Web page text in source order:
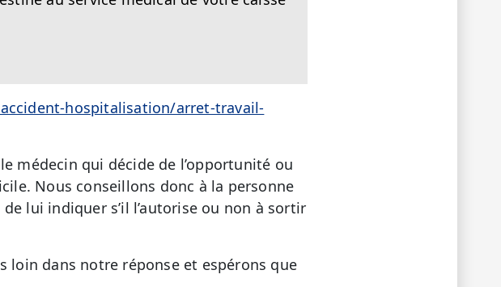
hospitalisation/arret-travail-
médecin qui décide de l’opportunité ou
Nous conseillons donc à la personne
lui indiquer s’il l’autorise ou non à sortir
loin dans notre réponse et espérons que